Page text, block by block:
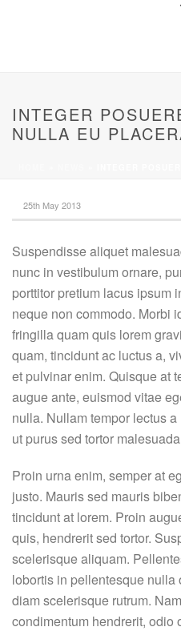
INTEGER
NULLA EU
25th May 2013
Suspendisse aliquet
nunc in vestibulum ornare,
porttitor pretium lacus ipsum
neque non commodo. Morbi
fringilla quam quis lorem
quam, tincidunt ac luctus a,
et pulvinar enim. Quisque at
augue ante, euismod vitae
nulla. Nullam tempor lectus
ut purus sed tortor
Proin urna enim, semper at
justo. Mauris sed mauris
tincidunt at lorem. Proin
quis, hendrerit sed tortor.
scelerisque aliquam.
lobortis in pellentesque nulla
diam scelerisque rutrum.
condimentum hendrerit, odio